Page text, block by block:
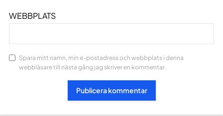
WEBBPLATS
Spara mitt namn, min e-postadress och webbplats i denna
webbläsare till nästa gång jag skriver en kommentar.